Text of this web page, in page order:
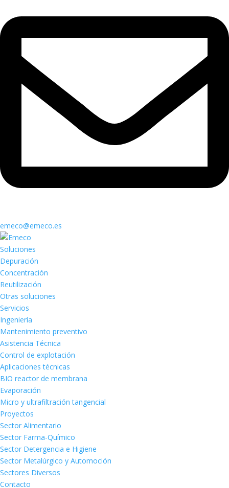
emeco@emeco.es
Soluciones
Depuración
Concentración
Reutilización
Otras soluciones
Servicios
Ingeniería
Mantenimiento preventivo
Asistencia Técnica
Control de explotación
Aplicaciones técnicas
BIO reactor de membrana
Evaporación
Micro y ultrafiltración tangencial
Proyectos
Sector Alimentario
Sector Farma-Químico
Sector Detergencia e Higiene
Sector Metalúrgico y Automoción
Sectores Diversos
Contacto